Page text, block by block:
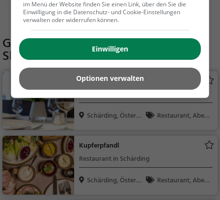
Mehr Aktivitäten in Schärding finden
Gaststätten in der Nähe von
Skaterplatz Schärding Vorstadt
Bums'n
Schärding, Österre
Restaurant, Aben
Kupferpfandl
Restaurant in Schärding
Schärding, Österre
Restaurant, Aben
im Menü der Website finden Sie einen Link, über den Sie die
Einwilligung in die Datenschutz- und Cookie-Einstellungen
verwalten oder widerrufen können.
Einwilligen
Optionen verwalten